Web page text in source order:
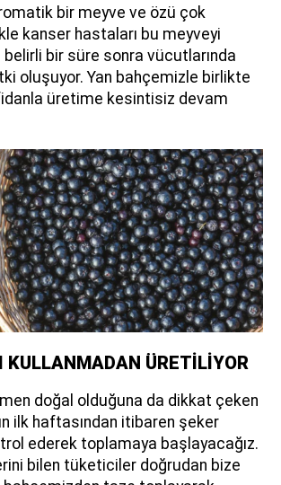
bir meyve ve özü çok
kanser hastaları bu meyveyi
bir süre sonra vücutlarında
oluşuyor. Yan bahçemizle birlikte
üretime kesintisiz devam
KULLANMADAN ÜRETİLİYOR
doğal olduğuna da dikkat çeken
ilk haftasından itibaren şeker
ederek toplamaya başlayacağız.
bilen tüketiciler doğrudan bize